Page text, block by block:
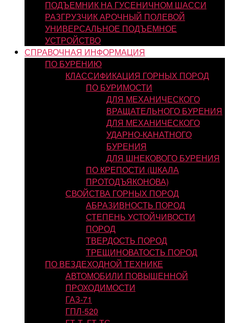
ПОДЪЕМНИК НА ГУСЕНИЧНОМ ШАССИ
РАЗГРУЗЧИК АРОЧНЫЙ ПОЛЕВОЙ
УНИВЕРСАЛЬНОЕ ПОДЪЕМНОЕ
УСТРОЙСТВО
СПРАВОЧНАЯ ИНФОРМАЦИЯ
ПО БУРЕНИЮ
КЛАССИФИКАЦИЯ ГОРНЫХ ПОРОД
ПО БУРИМОСТИ
ДЛЯ МЕХАНИЧЕСКОГО
ВРАЩАТЕЛЬНОГО БУРЕНИЯ
ДЛЯ МЕХАНИЧЕСКОГО
УДАРНО-КАНАТНОГО
БУРЕНИЯ
ДЛЯ ШНЕКОВОГО БУРЕНИЯ
ПО КРЕПОСТИ (ШКАЛА
ПРОТОДЪЯКОНОВА)
СВОЙСТВА ГОРНЫХ ПОРОД
АБРАЗИВНОСТЬ ПОРОД
СТЕПЕНЬ УСТОЙЧИВОСТИ
ПОРОД
ТВЕРДОСТЬ ПОРОД
ТРЕЩИНОВАТОСТЬ ПОРОД
ПО ВЕЗДЕХОДНОЙ ТЕХНИКЕ
АВТОМОБИЛИ ПОВЫШЕННОЙ
ПРОХОДИМОСТИ
ГАЗ-71
ГПЛ-520